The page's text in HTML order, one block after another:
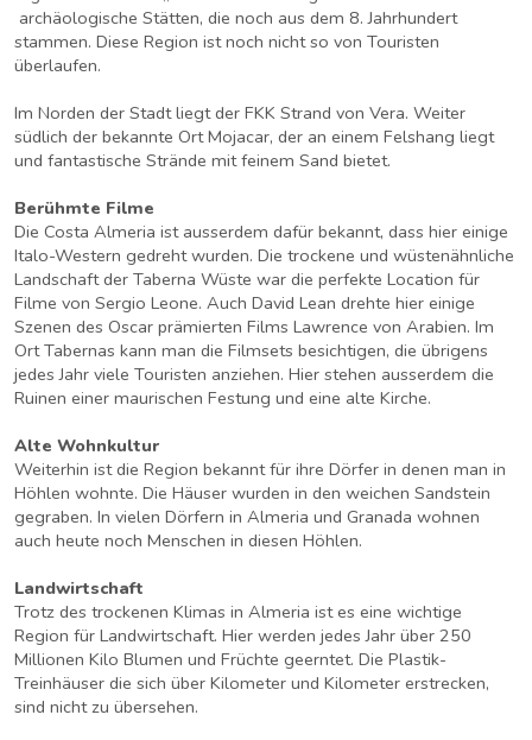
archäologische Stätten, die noch aus dem 8. Jahrhundert
stammen. Diese Region ist noch nicht so von Touristen
überlaufen.
Im Norden der Stadt liegt der FKK Strand von Vera. Weiter
südlich der bekannte Ort Mojacar, der an einem Felshang liegt
und fantastische Strände mit feinem Sand bietet.
Berühmte Filme
Die Costa Almeria ist ausserdem dafür bekannt, dass hier einige
Italo-Western gedreht wurden. Die trockene und wüstenähnliche
Landschaft der Taberna Wüste war die perfekte Location für
Filme von Sergio Leone. Auch David Lean drehte hier einige
Szenen des Oscar prämierten Films Lawrence von Arabien. Im
Ort Tabernas kann man die Filmsets besichtigen, die übrigens
jedes Jahr viele Touristen anziehen. Hier stehen ausserdem die
Ruinen einer maurischen Festung und eine alte Kirche.
Alte Wohnkultur
Weiterhin ist die Region bekannt für ihre Dörfer in denen man in
Höhlen wohnte. Die Häuser wurden in den weichen Sandstein
gegraben. In vielen Dörfern in Almeria und Granada wohnen
auch heute noch Menschen in diesen Höhlen.
Landwirtschaft
Trotz des trockenen Klimas in Almeria ist es eine wichtige
Region für Landwirtschaft. Hier werden jedes Jahr über 250
Millionen Kilo Blumen und Früchte geerntet. Die Plastik-
Treinhäuser die sich über Kilometer und Kilometer erstrecken,
sind nicht zu übersehen.